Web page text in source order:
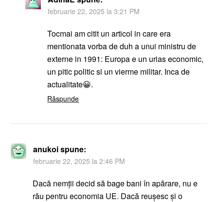
februarie 22, 2025 la 3:21 PM
Tocmai am citit un articol in care era
mentionata vorba de duh a unui ministru de
externe in 1991: Europa e un urias economic,
un pitic politic si un vierme militar. Inca de
actualitate😀.
Răspunde
anukoispune:
februarie 22, 2025 la 2:46 PM
Dacă nemții decid să bage bani în apărare, nu e
rău pentru economia UE. Dacă reușesc și o